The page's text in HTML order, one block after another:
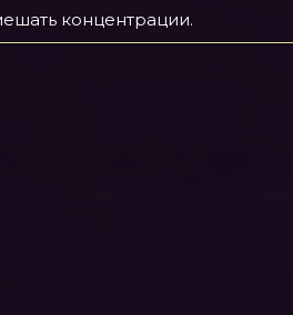
концентрации.